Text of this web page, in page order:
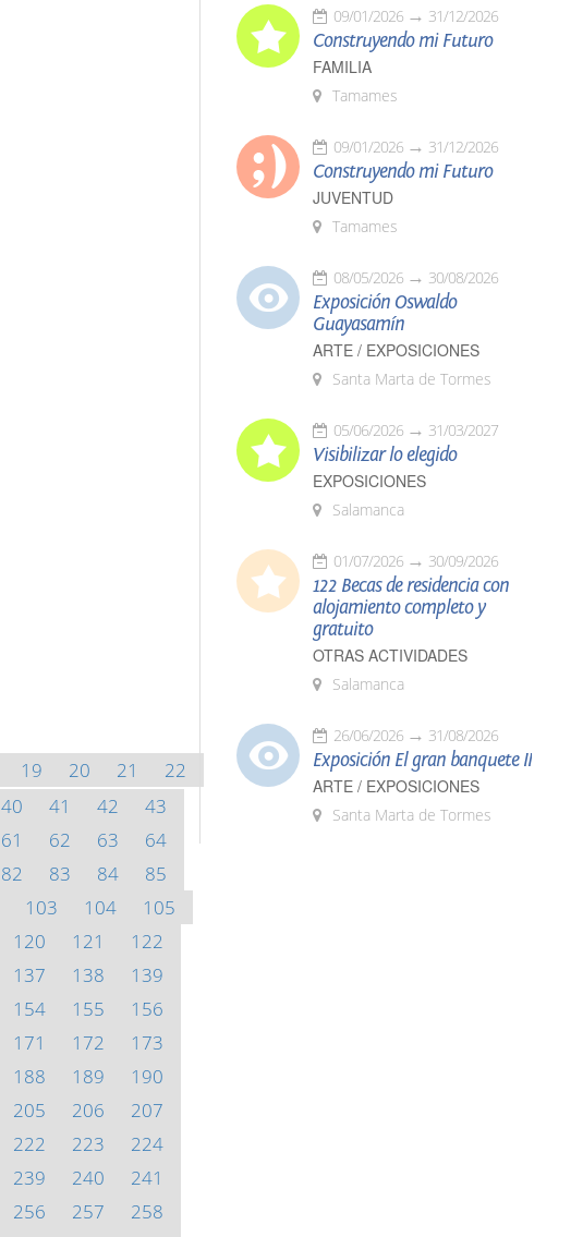
19 20 21
22
40 41 42
43
61 62 63
64
82 83 84
85
103 104
105
120 121
122
137 138
139
154 155
156
171 172
173
188 189
190
205 206
207
222 223
224
239 240
241
256 257
258
09/01/2026 31/12/2026
Construyendo mi Futuro
FAMILIA
Tamames
09/01/2026 31/12/2026
Construyendo mi Futuro
JUVENTUD
Tamames
08/05/2026 30/08/2026
Exposición Oswaldo
Guayasamín
ARTE / EXPOSICIONES
Santa Marta de Tormes
05/06/2026 31/03/2027
Visibilizar lo elegido
EXPOSICIONES
Salamanca
01/07/2026 30/09/2026
122 Becas de residencia con
alojamiento completo y
gratuito
OTRAS ACTIVIDADES
Salamanca
26/06/2026 31/08/2026
Exposición El gran banquete II
ARTE / EXPOSICIONES
Santa Marta de Tormes